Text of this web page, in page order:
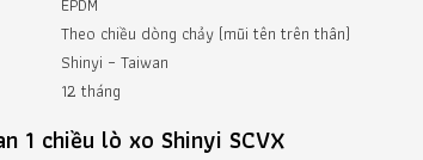
Theo chiều dòng chảy (mũi tên trên thân)
Shinyi – Taiwan
12 tháng
1 chiều lò xo Shinyi SCVX